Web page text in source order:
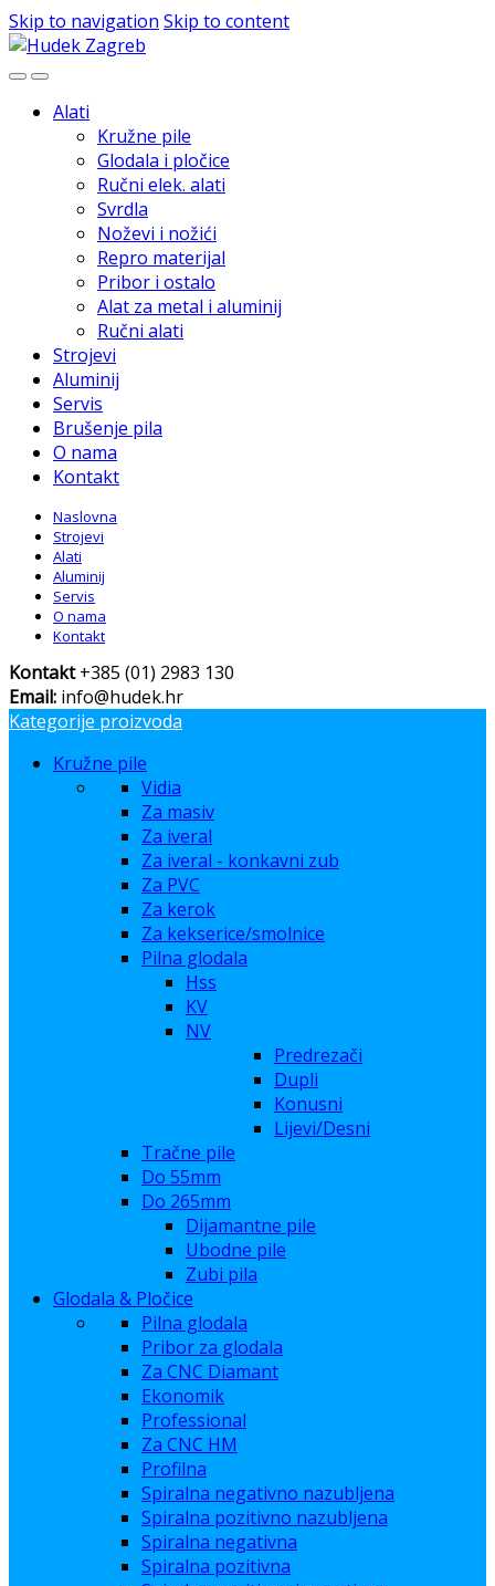
Skip to navigation Skip to content
Alati
Kružne pile
Glodala i pločice
Ručni elek. alati
Svrdla
Noževi i nožići
Repro materijal
Pribor i ostalo
Alat za metal i aluminij
Ručni alati
Strojevi
Aluminij
Servis
Brušenje pila
O nama
Kontakt
Naslovna
Strojevi
Alati
Aluminij
Servis
O nama
Kontakt
Kontakt+385 (01) 2983 130
Email: info@hudek.hr
Kategorije proizvoda
Kružne pile
Vidia
Za masiv
Za iveral
Za iveral - konkavni zub
Za PVC
Za kerok
Za kekserice/smolnice
Pilna glodala
Hss
KV
NV
Predrezači
Dupli
Konusni
Lijevi/Desni
Tračne pile
Do 55mm
Do 265mm
Dijamantne pile
Ubodne pile
Zubi pila
Glodala & Pločice
Pilna glodala
Pribor za glodala
Za CNC Diamant
Ekonomik
Professional
Za CNC HM
Profilna
Spiralna negativno nazubljena
Spiralna pozitivno nazubljena
Spiralna negativna
Spiralna pozitivna